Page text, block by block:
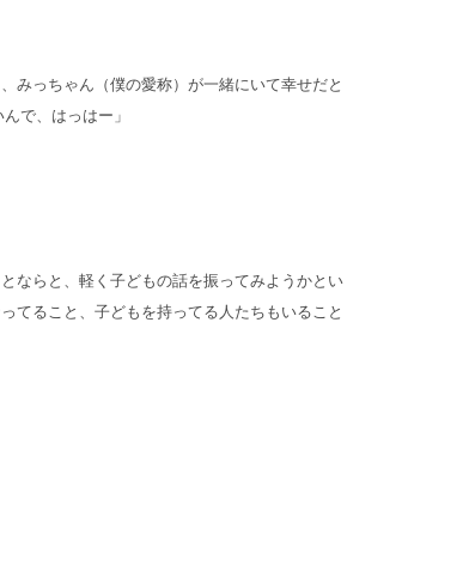
みっちゃん（僕の愛称）が一緒にいて幸せだと
で、はっはー」
ならと、軽く子どもの話を振ってみようかとい
てること、子どもを持ってる人たちもいること